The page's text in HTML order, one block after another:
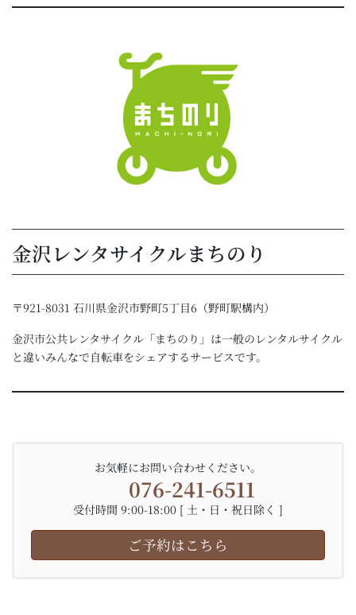
金沢レンタサイクルまちのり
〒921-8031 石川県金沢市野町5丁目6（野町駅構内）
金沢市公共レンタサイクル「まちのり」は一般のレンタルサイクル
と違いみんなで自転車をシェアするサービスです。
お気軽にお問い合わせください。
076-241-6511
受付時間 9:00-18:00 [ 土・日・祝日除く ]
ご予約はこちら